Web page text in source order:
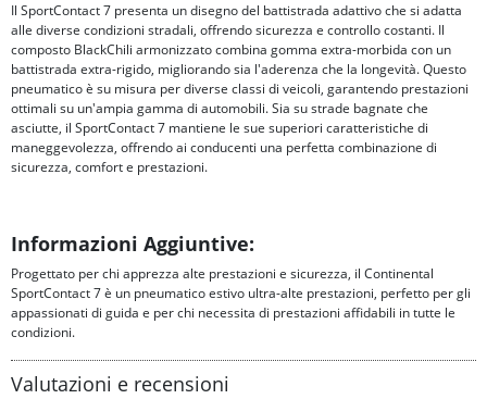
Il SportContact 7 presenta un disegno del battistrada adattivo che si adatta
alle diverse condizioni stradali, offrendo sicurezza e controllo costanti. Il
composto BlackChili armonizzato combina gomma extra-morbida con un
battistrada extra-rigido, migliorando sia l'aderenza che la longevità. Questo
pneumatico è su misura per diverse classi di veicoli, garantendo prestazioni
ottimali su un'ampia gamma di automobili. Sia su strade bagnate che
asciutte, il SportContact 7 mantiene le sue superiori caratteristiche di
maneggevolezza, offrendo ai conducenti una perfetta combinazione di
sicurezza, comfort e prestazioni.
Informazioni Aggiuntive:
Progettato per chi apprezza alte prestazioni e sicurezza, il Continental
SportContact 7 è un pneumatico estivo ultra-alte prestazioni, perfetto per gli
appassionati di guida e per chi necessita di prestazioni affidabili in tutte le
condizioni.
Valutazioni e recensioni